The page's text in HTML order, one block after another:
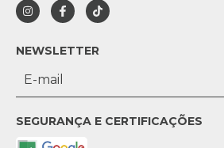
NEWSLETTER
SEGURANÇA E CERTIFICAÇÕES